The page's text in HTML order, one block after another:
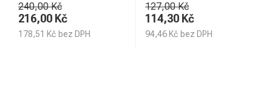
240,00 Kč
216,00 Kč
178,51 Kč bez DPH
127,00 Kč
114,30 Kč
94,46 Kč bez DPH